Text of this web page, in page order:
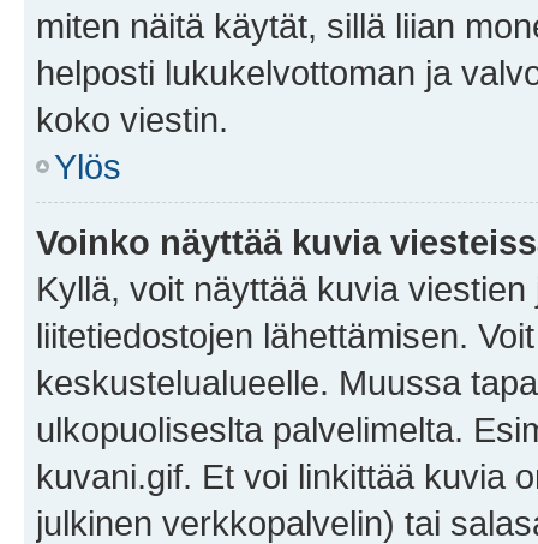
miten näitä käytät, sillä liian
helposti lukukelvottoman ja
koko viestin.
Ylös
Voinko näyttää kuvia
Kyllä, voit näyttää kuvia
liitetiedostojen lähettämisen.
keskustelualueelle. Muussa
ulkopuoliseslta palvelimelta.
kuvani.gif. Et voi linkittää kuvia
julkinen verkkopalvelin) tai